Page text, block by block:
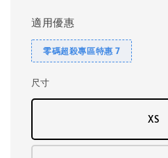
適用優惠
零碼超殺專區特惠 7
尺寸
XS